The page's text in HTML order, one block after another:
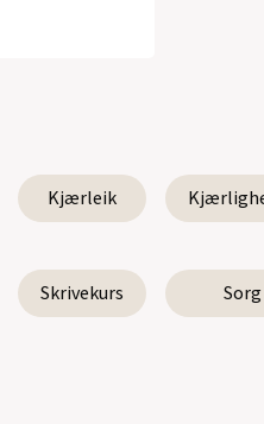
Kjærleik
Skrivekurs Sorg